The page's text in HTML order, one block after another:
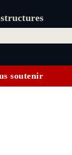
structures
soutenir